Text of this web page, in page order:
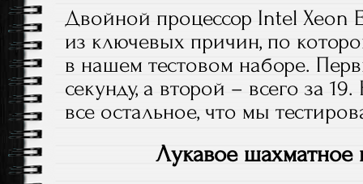
Двойной процессор Intel Xeon
из ключевых причин, по
в нашем тестовом наборе.
секунду, а второй – всего за
все остальное, что мы
Лукавое шахматное